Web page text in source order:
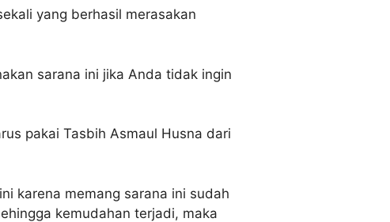
yang berhasil merasakan
sarana ini jika Anda tidak ingin
pakai Tasbih Asmaul Husna dari
karena memang sarana ini sudah
kemudahan terjadi, maka